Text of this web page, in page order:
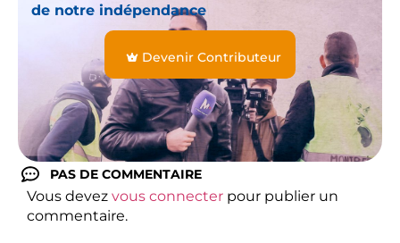
de notre indépendance
Devenir Contributeur
PAS DE COMMENTAIRE
Vous devez vous connecter pour publier un
commentaire.